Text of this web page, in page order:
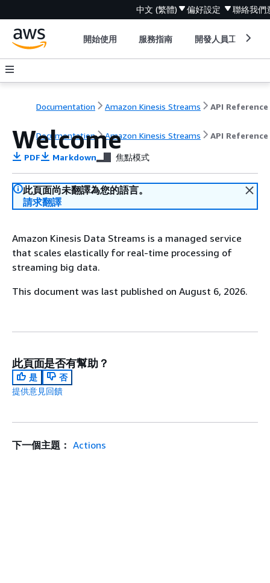
中文 (繁體) 偏好設定 聯絡我們
開始使用 服務指南 開發人員工具
Documentation Amazon Kinesis Streams API Reference
Documentation Amazon Kinesis Streams API Reference
Welcome
PDF Markdown 焦點模式
此頁面尚未翻譯為您的語言。
請求翻譯
Amazon Kinesis Data Streams is a managed service
that scales elastically for real-time processing of
streaming big data.
This document was last published on August 6, 2026.
此頁面是否有幫助？
是
否
提供意見回饋
下一個主題： Actions